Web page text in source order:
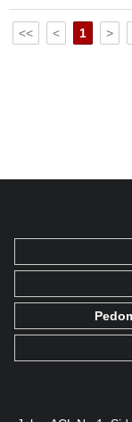
<< < 1 >